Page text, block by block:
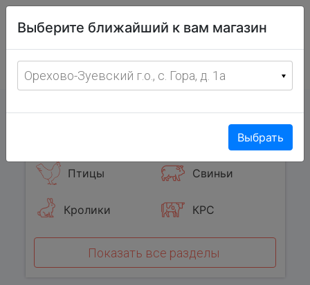
фермерских
товаров
с 8:00 до 19:00 ежедневно
Птицы Свиньи
Кролики КРС
Показать все разделы
Выберите ближайший к вам магазин
Орехово-Зуевский г.о., с. Гора, д. 1а
Выбрать